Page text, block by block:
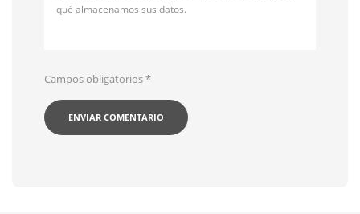
qué almacenamos sus datos.
Campos obligatorios*